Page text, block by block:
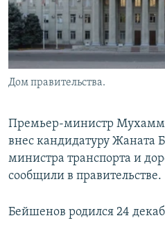
Дом правительства.
Премьер-министр
внес кандидатуру Жаната
министра транспорта и
сообщили в правительстве.
Бейшенов родился 24